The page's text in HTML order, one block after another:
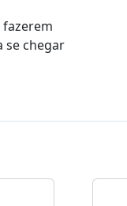
fazerem
se chegar